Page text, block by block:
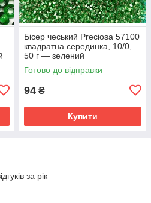
Бісер чеський Preciosa 57100
квадратна серединка, 10/0,
50 г — зелений
Готово до відправки
94 ₴
Купити
за рік